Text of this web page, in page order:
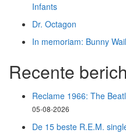
Infants
Dr. Octagon
In memoriam: Bunny
Recente
Reclame 1966: The
05-08-2026
De 15 beste R.E.M.